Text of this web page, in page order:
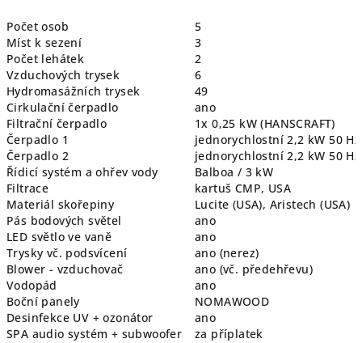
Počet osob
5
Míst k sezení
3
Počet lehátek
2
Vzduchových trysek
6
Hydromasážních trysek
49
Cirkulační čerpadlo
ano
Filtrační čerpadlo
1x 0,25 kW (HANSCRAFT)
Čerpadlo 1
jednorychlostní 2,2 kW 50 Hz
Čerpadlo 2
jednorychlostní 2,2 kW 50 Hz
Řídicí systém a ohřev vody
Balboa / 3 kW
Filtrace
kartuš CMP, USA
Materiál skořepiny
Lucite (USA), Aristech (USA)
Pás bodových světel
ano
LED světlo ve vaně
ano
Trysky vč. podsvícení
ano (nerez)
Blower - vzduchovač
ano (vč. předehřevu)
Vodopád
ano
Boční panely
NOMAWOOD
Desinfekce UV + ozonátor
ano
SPA audio systém + subwoofer
za příplatek